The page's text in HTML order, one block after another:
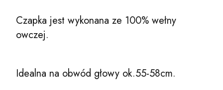
Czapka jest wykonana ze 100% wełny
owczej.
Idealna na obwód głowy ok.55-58cm.